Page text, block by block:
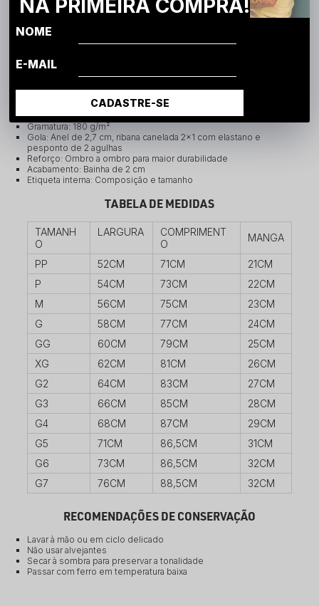
Em produtos de algodão, pode ocorrer encolhimento de 3% a
Produzida no formato BLANKS, sem etiqueta fixada nas costas
ESPECIFICAÇÕES
INFORMAÇÕES TÉCNICAS
Composição: 100% algodão fio 30.1 POP
Gramatura: 180 g/m²
Gola: Anel de 2,7 cm, ribana canelada 2×1 com elastano e
pesponto de 2 agulhas
Reforço: Ombro a ombro para maior durabilidade
Acabamento: Bainha de 2 cm
Etiqueta interna: Composição e tamanho
TABELA DE MEDIDAS
TAMANH
O
LARGURA
COMPRIMENT
O
MANGA
PP 52CM 71CM
21CM
P
54CM 73CM
22CM
M
56CM 75CM
23CM
G
58CM 77CM
24CM
GG
60CM 79CM
25CM
XG
62CM 81CM
26CM
G2
64CM 83CM
27CM
G3
66CM 85CM
28CM
G4
68CM 87CM
29CM
G5
71CM 86,5CM
31CM
G6
73CM 86,5CM
32CM
G7
76CM 88,5CM 32CM
RECOMENDAÇÕES DE CONSERVAÇÃO
Lavar à mão ou em ciclo delicado
Não usar alvejantes
Secar à sombra para preservar a tonalidade
Passar com ferro em temperatura baixa
NA PRIMEIRA COMPRA!
NOME
E-MAIL
CADASTRE-SE